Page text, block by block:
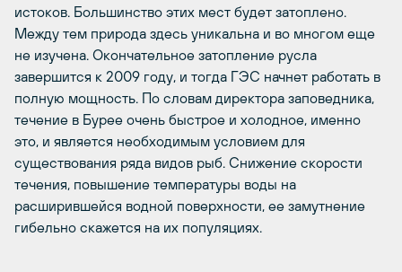
истоков. Большинство этих мест будет затоплено.
Между тем природа здесь уникальна и во многом еще
не изучена. Окончательное затопление русла
завершится к 2009 году, и тогда ГЭС начнет работать в
полную мощность. По словам директора заповедника,
течение в Бурее очень быстрое и холодное, именно
это, и является необходимым условием для
существования ряда видов рыб. Снижение скорости
течения, повышение температуры воды на
расширившейся водной поверхности, ее замутнение
гибельно скажется на их популяциях.